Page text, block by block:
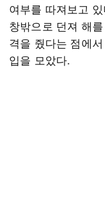
여부를 따져보고
창밖으로 던져 해
격을 줬다는 점에
입을 모았다.